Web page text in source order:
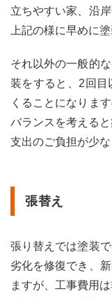
立ちやすい家、沿
上記の様に早めに
それ以外の一般的
装をすると、2回目
くることになりま
バランスを考える
支出のご負担が少
張替え
張り替えでは塗装
劣化を修復でき、
ますが、工事費用